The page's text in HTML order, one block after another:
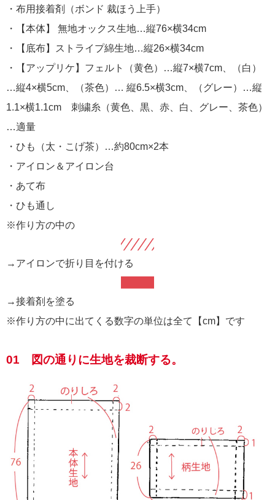
・布用接着剤（ボンド 裁ほう上手）
・【本体】 無地オックス生地…縦76×横34cm
・【底布】ストライプ綿生地…縦26×横34cm
・【アップリケ】フェルト（黄色）…縦7×横7cm、（白）
…縦4×横5cm、（茶色）… 縦6.5×横3cm、（グレー）…縦
1.1×横1.1cm 刺繍糸（黄色、黒、赤、白、グレー、茶色）
…適量
・ひも（太・こげ茶）…約80cm×2本
・アイロン＆アイロン台
・あて布
・ひも通し
※作り方の中の
→アイロンで折り目を付ける
→接着剤を塗る
※作り方の中に出てくる数字の単位は全て【cm】です
01 図の通りに生地を裁断する。